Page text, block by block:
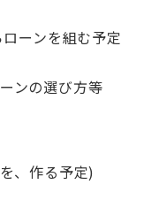
ーンを組む予定
ンの選び方等
、作る予定)